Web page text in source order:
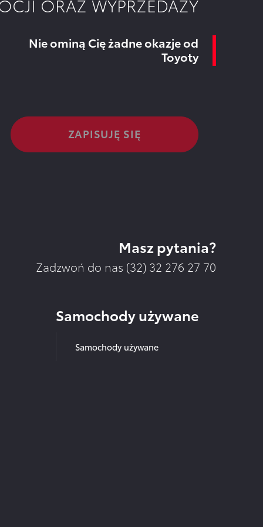
Nie ominą Cię żadne okazje od
Toyoty
Masz pytania?
Zadzwoń do nas (32) 32 276 27 70
Samochody używane
Samochody używane